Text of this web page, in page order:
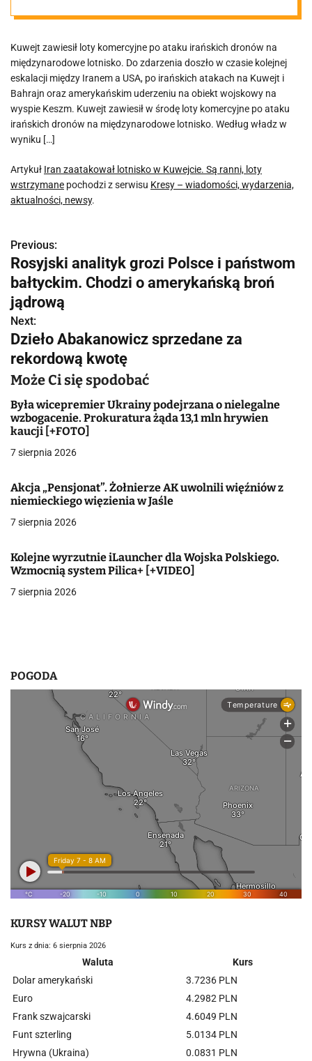
ranni, loty
wstrzymane
Kuwejt zawiesił loty komercyjne po ataku irańskich dronów na
międzynarodowe lotnisko. Do zdarzenia doszło w czasie kolejnej
eskalacji między Iranem a USA, po irańskich atakach na Kuwejt i
Bahrajn oraz amerykańskim uderzeniu na obiekt wojskowy na
wyspie Keszm. Kuwejt zawiesił w środę loty komercyjne po ataku
irańskich dronów na międzynarodowe lotnisko. Według władz w
wyniku […]
Artykuł Iran zaatakował lotnisko w Kuwejcie. Są ranni, loty
wstrzymane pochodzi z serwisu Kresy – wiadomości, wydarzenia,
aktualności, newsy.
N
a
w
i
g
a
c
j
a
w
p
s
u
Previous:
Rosyjski analityk grozi Polsce i państwom
bałtyckim. Chodzi o amerykańską broń
jądrową
Next:
Dzieło Abakanowicz sprzedane za
rekordową kwotę
Może Ci się spodobać
Była wicepremier Ukrainy podejrzana o nielegalne
wzbogacenie. Prokuratura żąda 13,1 mln hrywien
kaucji [+FOTO]
7 sierpnia 2026
Akcja „Pensjonat”. Żołnierze AK uwolnili więźniów z
niemieckiego więzienia w Jaśle
7 sierpnia 2026
Kolejne wyrzutnie iLauncher dla Wojska Polskiego.
Wzmocnią system Pilica+ [+VIDEO]
7 sierpnia 2026
POGODA
KURSY WALUT NBP
Kurs z dnia: 6 sierpnia 2026
Waluta
Kurs
Dolar amerykański
3.7236 PLN
Euro
4.2982 PLN
Frank szwajcarski
4.6049 PLN
Funt szterling
5.0134 PLN
Hrywna (Ukraina)
0.0831 PLN